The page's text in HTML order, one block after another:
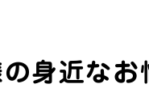
身近なお